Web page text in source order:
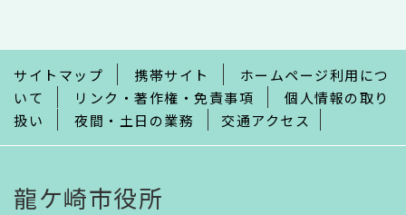
で
サイトマップ 携帯サイト
ホームページ利用につ
いて
リンク・著作権・免責事項
個人情報の取り
扱い
夜間・土日の業務 交通アクセス
龍ケ崎市役所